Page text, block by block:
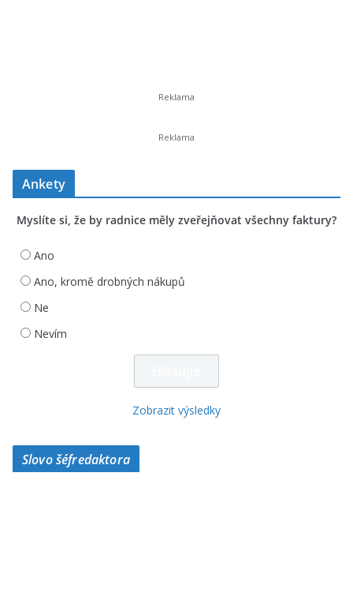
Ankety
Myslíte si, že by radnice měly zveřejňovat všechny faktury?
Ano
Ano, kromě drobných nákupů
Ne
Nevím
Zobrazit výsledky
Slovo šéfredaktora